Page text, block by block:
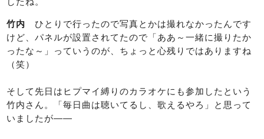
竹内 ひとりで行ったので写真とかは撮れなかったんです
けど、パネルが設置されてたので「ああ～一緒に撮りたか
ったな～」っていうのが、ちょっと心残りではありますね
（笑）
そして先日はヒプマイ縛りのカラオケにも参加したという
竹内さん。「毎日曲は聴いてるし、歌えるやろ」と思って
いましたが――